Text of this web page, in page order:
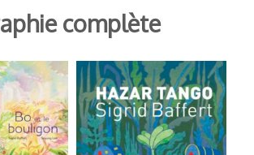
complète